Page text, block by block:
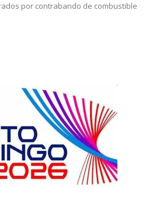
por contrabando de combustible